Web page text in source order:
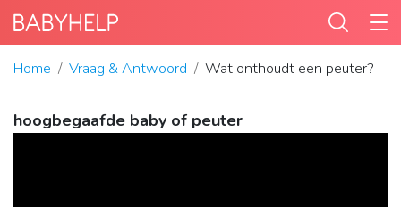
Home Vraag & Antwoord Wat onthoudt een peuter?
hoogbegaafde baby of peuter